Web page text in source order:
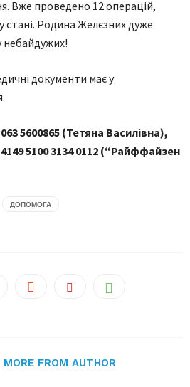
Вже проведено 12 операцій,
стані. Родина Желєзних дуже
небайдужих!
документи має у
5600865 (Тетяна Василівна),
5100 3134 0112 (“Райффайзен
ДОПОМОГА
MORE FROM AUTHOR